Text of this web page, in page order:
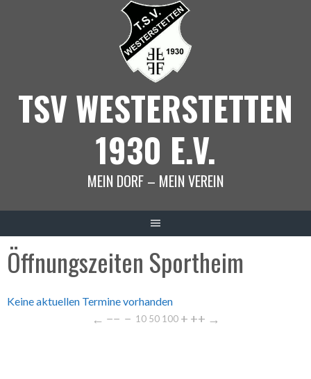
TSV WESTERSTETTEN
1930 E.V.
MEIN DORF – MEIN VEREIN
Öffnungszeiten Sportheim
Keine aktuellen Termine vorhanden
← −− − 10 50 100 + ++ →